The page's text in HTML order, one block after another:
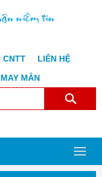
CNTT
LIÊN HỆ
MẮN